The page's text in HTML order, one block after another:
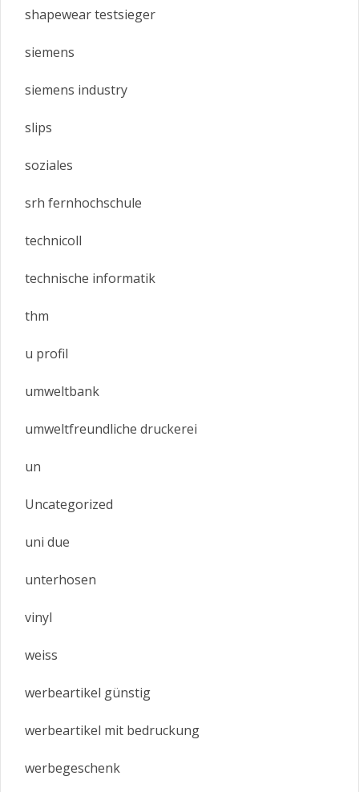
shapewear testsieger
siemens
siemens industry
slips
soziales
srh fernhochschule
technicoll
technische informatik
thm
u profil
umweltbank
umweltfreundliche druckerei
un
Uncategorized
uni due
unterhosen
vinyl
weiss
werbeartikel günstig
werbeartikel mit bedruckung
werbegeschenk